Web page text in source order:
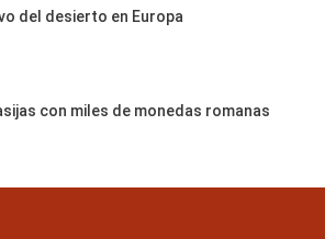
del desierto en Europa
con miles de monedas romanas